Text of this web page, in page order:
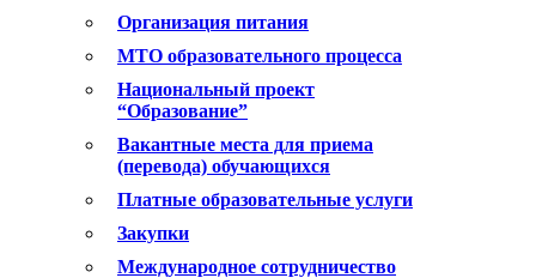
Организация питания
МТО образовательного процесса
Национальный проект
“Образование”
Вакантные места для приема
(перевода) обучающихся
Платные образовательные услуги
Закупки
Международное сотрудничество